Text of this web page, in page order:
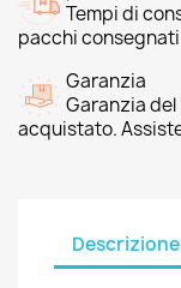
Tempi di
pacchi
Garanzia
Garanzia
acquistato.
Descrizione